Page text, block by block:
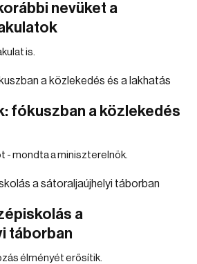
nevüket a
is.
fókuszban a közlekedés
- mondta a miniszterelnök.
a
táborban
élményét erősítik.